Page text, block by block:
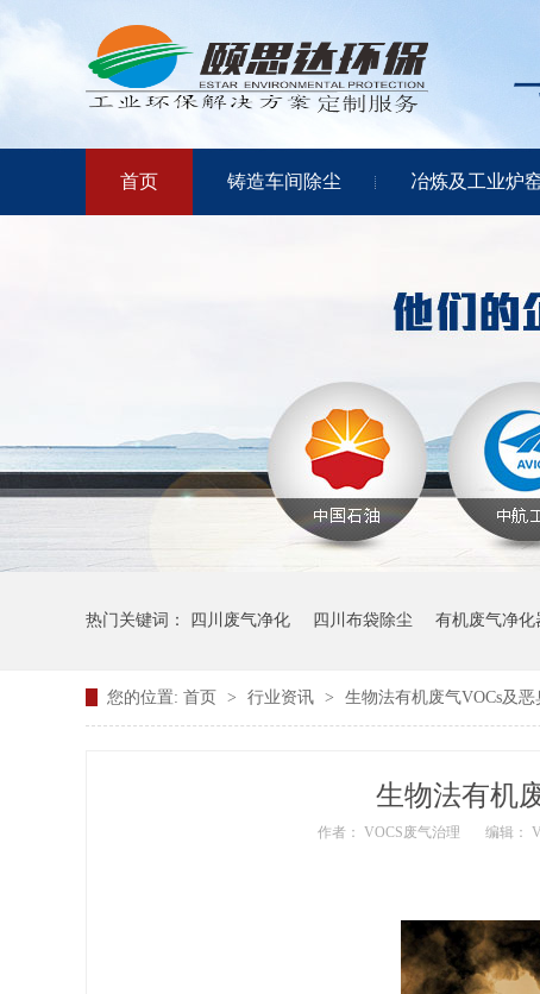
首页 铸造车间除尘 冶炼及工业炉
热门关键词： 四川废气净化 四川布袋除尘 有机废气净化
您的位置: 首页 > 行业资讯 > 生物法有机废气VOCs及
生物法有机
作者： VOCS废气治理 编辑：